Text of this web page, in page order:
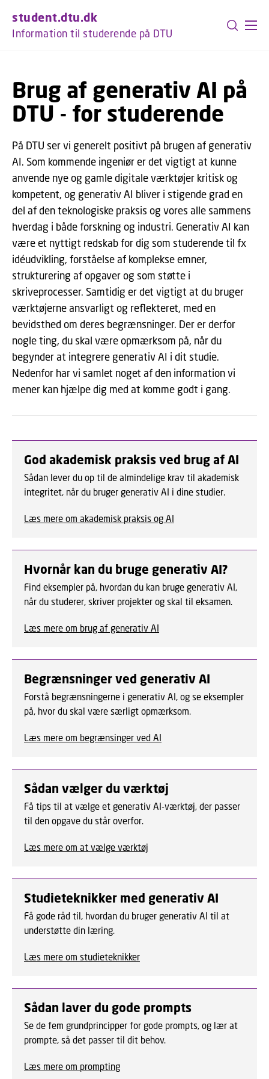
student.dtu.dk
Information til studerende på DTU
Brug af generativ AI på
DTU - for studerende
På DTU ser vi generelt positivt på brugen af generativ
AI. Som kommende ingeniør er det vigtigt at kunne
anvende nye og gamle digitale værktøjer kritisk og
kompetent, og generativ AI bliver i stigende grad en
del af den teknologiske praksis og vores alle sammens
hverdag i både forskning og industri. Generativ AI kan
være et nyttigt redskab for dig som studerende til fx
idéudvikling, forståelse af komplekse emner,
strukturering af opgaver og som støtte i
skriveprocesser. Samtidig er det vigtigt at du bruger
værktøjerne ansvarligt og reflekteret, med en
bevidsthed om deres begrænsninger. Der er derfor
nogle ting, du skal være opmærksom på, når du
begynder at integrere generativ AI i dit studie.
Nedenfor har vi samlet noget af den information vi
mener kan hjælpe dig med at komme godt i gang.
God akademisk praksis ved brug af AI
Sådan lever du op til de almindelige krav til akademisk
integritet, når du bruger generativ AI i dine studier.
Læs mere om akademisk praksis og AI
Hvornår kan du bruge generativ AI?
Find eksempler på, hvordan du kan bruge generativ AI,
når du studerer, skriver projekter og skal til eksamen.
Læs mere om brug af generativ AI
Begrænsninger ved generativ AI
Forstå begrænsningerne i generativ AI, og se eksempler
på, hvor du skal være særligt opmærksom.
Læs mere om begrænsinger ved AI
Sådan vælger du værktøj
Få tips til at vælge et generativ AI-værktøj, der passer
til den opgave du står overfor.
Læs mere om at vælge værktøj
Studieteknikker med generativ AI
Få gode råd til, hvordan du bruger generativ AI til at
understøtte din læring.
Læs mere om studieteknikker
Sådan laver du gode prompts
Se de fem grundprincipper for gode prompts, og lær at
prompte, så det passer til dit behov.
Læs mere om prompting